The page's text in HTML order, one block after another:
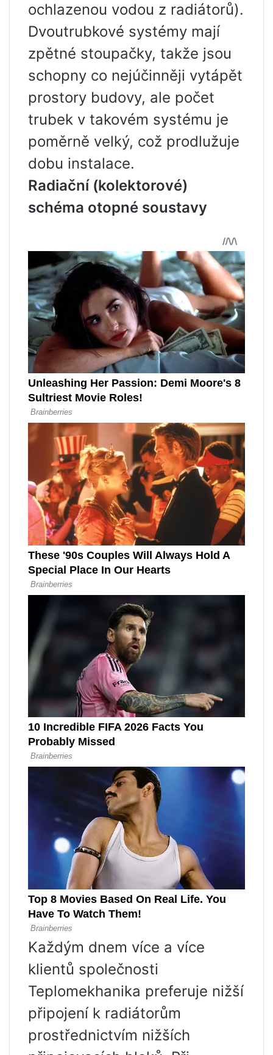
ochlazenou vodou z radiátorů).
Dvoutrubkové systémy mají
zpětné stoupačky, takže jsou
schopny co nejúčinněji vytápět
prostory budovy, ale počet
trubek v takovém systému je
poměrně velký, což prodlužuje
dobu instalace.
Radiační (kolektorové)
schéma otopné soustavy
Každým dnem více a více
klientů společnosti
Teplomekhanika preferuje nižší
připojení k radiátorům
prostřednictvím nižších